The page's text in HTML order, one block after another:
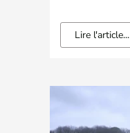
Lire l'article...